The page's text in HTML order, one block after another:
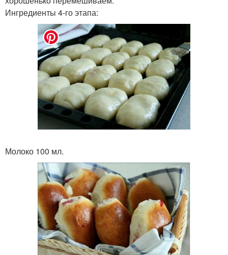
Ингредиенты 4-го этапа:
Молоко 100 мл.